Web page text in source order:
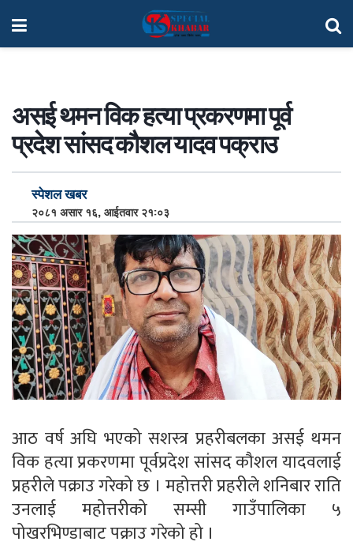
असई थमन विक हत्या प्रकरणमा पूर्व
प्रदेश सांसद कौशल यादव पक्राउ
स्पेशल खबर
२०८१ असार १६, आईतवार २१:०३
आठ वर्ष अघि भएको सशस्त्र प्रहरीबलका असई थमन
विक हत्या प्रकरणमा पूर्वप्रदेश सांसद कौशल यादवलाई
प्रहरीले पक्राउ गरेको छ । महोत्तरी प्रहरीले शनिबार राति
उनलाई महोत्तरीको सम्सी गाउँपालिका ५
पोखरभिण्डाबाट पक्राउ गरेको हो ।